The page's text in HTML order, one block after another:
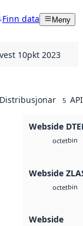
Finn data Meny
10pkt 2023
5
Webside
octetbin
Webside
octetbin
Webside